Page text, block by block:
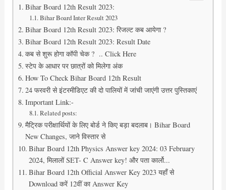
Bihar Board 12th Result 2023:
Bihar Board Inter Result 2023
Bihar Board 12th Result 2023: रिजल्ट कब आयेगा ?
Bihar Board 12th Result 2023: Result Date
कब से शुरू होगा कॉपी चेक ? .. Click Here
स्टेप के आधार पर छात्रों को मिलेगा अंक
How To Check Bihar Board 12th Result
24 फरवरी से इंटरमीडिएट की दो पालियों में जांची जाएंगी उत्तर पुस्तिकाएं
Important Link:-
Related posts:
मैट्रिक परीक्षार्थियों के लिए बोर्ड ने किए बड़ा बदलाब। Bihar Board
New Changes, जाने विस्तार से
Bihar Board 12th Physics Answer key 2024: 03 February
2024, मिलालों SET- C Answer key! और पता कार्लो...
Bihar Board 12th Official Answer Key 2023 यहाँ से
Download करें 12वीं का Answer Key